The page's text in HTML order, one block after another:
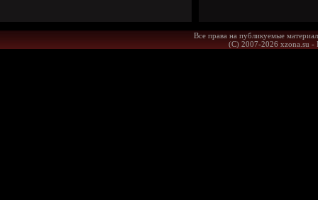
Все права на публикуемые
(С) 2007-2026 xzona.su -